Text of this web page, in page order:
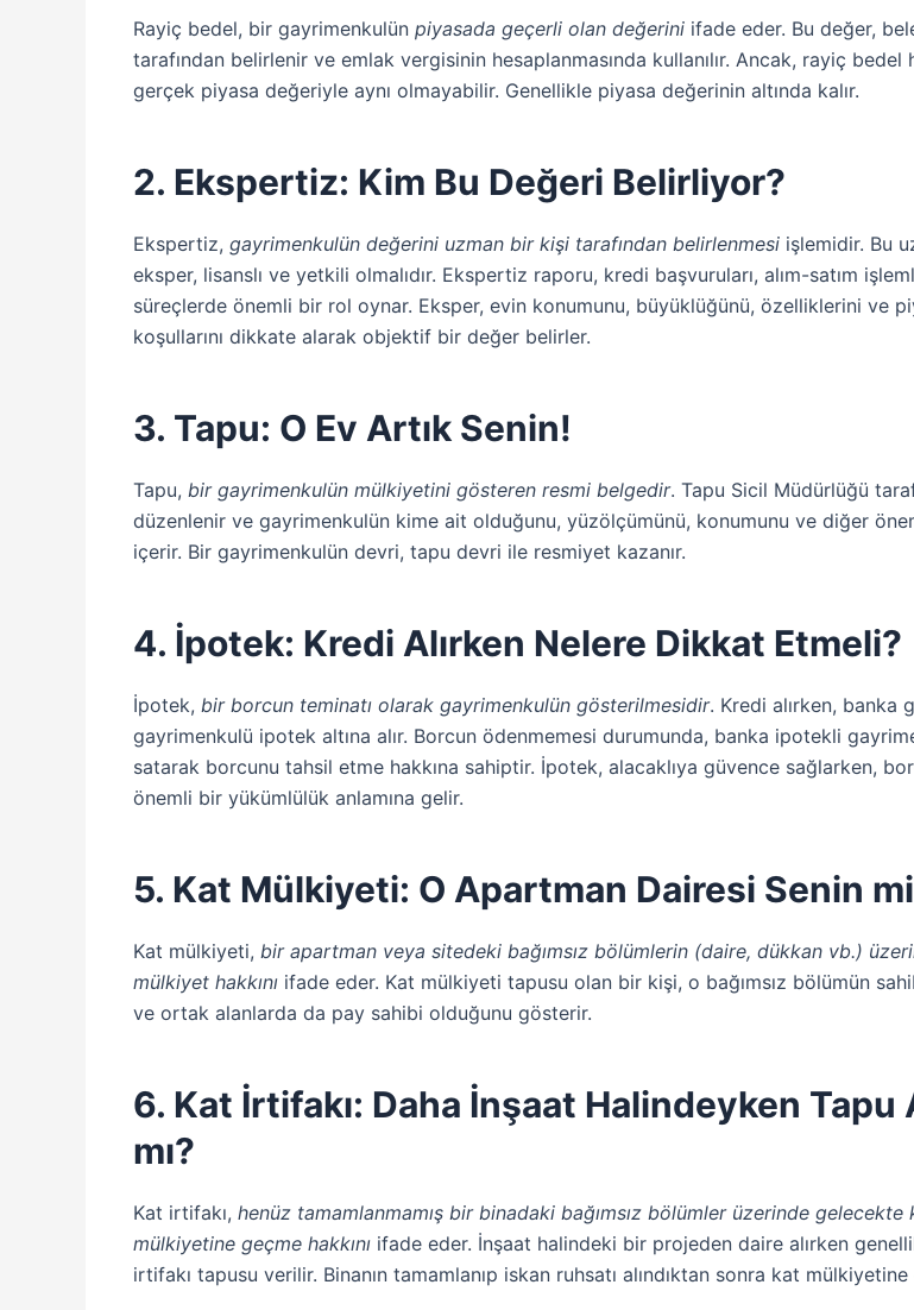
Rayiç bedel, bir gayrimenkulün piyasada geçerli olan değerini ifade eder. Bu değer,
tarafından belirlenir ve emlak vergisinin hesaplanmasında kullanılır. Ancak, rayiç bedel
gerçek piyasa değeriyle aynı olmayabilir. Genellikle piyasa değerinin altında kalır.
2. Ekspertiz: Kim Bu Değeri Belirliyor?
Ekspertiz, gayrimenkulün değerini uzman bir kişi tarafından belirlenmesi işlemidir. Bu
eksper, lisanslı ve yetkili olmalıdır. Ekspertiz raporu, kredi başvuruları, alım-satım
süreçlerde önemli bir rol oynar. Eksper, evin konumunu, büyüklüğünü, özelliklerini ve
koşullarını dikkate alarak objektif bir değer belirler.
3. Tapu: O Ev Artık Senin!
Tapu, bir gayrimenkulün mülkiyetini gösteren resmi belgedir. Tapu Sicil Müdürlüğü
düzenlenir ve gayrimenkulün kime ait olduğunu, yüzölçümünü, konumunu ve diğer
içerir. Bir gayrimenkulün devri, tapu devri ile resmiyet kazanır.
4. İpotek: Kredi Alırken Nelere Dikkat Etmeli?
İpotek, bir borcun teminatı olarak gayrimenkulün gösterilmesidir. Kredi alırken, banka
gayrimenkulü ipotek altına alır. Borcun ödenmemesi durumunda, banka ipotekli
satarak borcunu tahsil etme hakkına sahiptir. İpotek, alacaklıya güvence sağlarken,
önemli bir yükümlülük anlamına gelir.
5. Kat Mülkiyeti: O Apartman Dairesi Senin
Kat mülkiyeti, bir apartman veya sitedeki bağımsız bölümlerin (daire, dükkan vb.)
mülkiyet hakkını ifade eder. Kat mülkiyeti tapusu olan bir kişi, o bağımsız bölümün
ve ortak alanlarda da pay sahibi olduğunu gösterir.
6. Kat İrtifakı: Daha İnşaat Halindeyken Tapu
mı?
Kat irtifakı, henüz tamamlanmamış bir binadaki bağımsız bölümler üzerinde gelecekte
mülkiyetine geçme hakkını ifade eder. İnşaat halindeki bir projeden daire alırken
irtifakı tapusu verilir. Binanın tamamlanıp iskan ruhsatı alındıktan sonra kat